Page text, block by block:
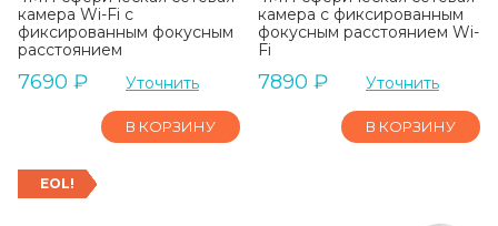
камера Wi-Fi с
фиксированным фокусным
расстоянием
7690 ₽ Уточнить
В КОРЗИНУ
камера с фиксированным
фокусным расстоянием Wi-
Fi
7890 ₽ Уточнить
В КОРЗИНУ
EOL!